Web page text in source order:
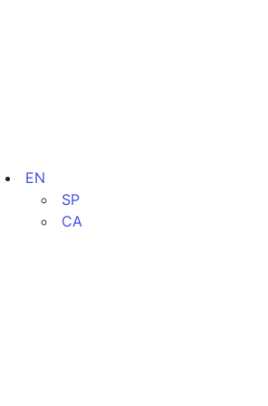
EN
SP
CA